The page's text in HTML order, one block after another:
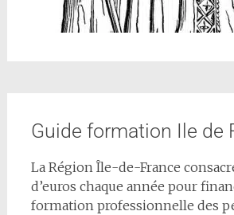
Guide formation Ile de
La Région Île-de-France
d’euros chaque année pour
formation professionnelle des